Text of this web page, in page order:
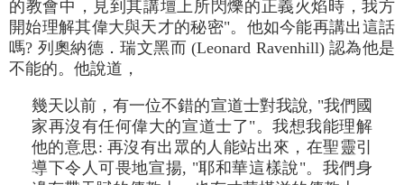
的教會中，見到其講壇上所閃爍的正義火焰時，我方
開始理解其偉大與天才的秘密"。他如今能再講出這話
嗎? 列奧納德．瑞文黑而 (Leonard Ravenhill) 認為他是
不能的。他說道，
幾天以前，有一位不錯的宣道士對我說, "我們國
家再沒有任何偉大的宣道士了"。我想我能理解
他的意思: 再沒有出眾的人能站出來，在聖靈引
導下令人可畏地宣揚, "耶和華這樣說"。我們身